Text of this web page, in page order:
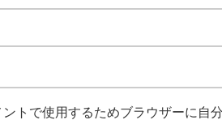
ントで使用するためブラウザーに自